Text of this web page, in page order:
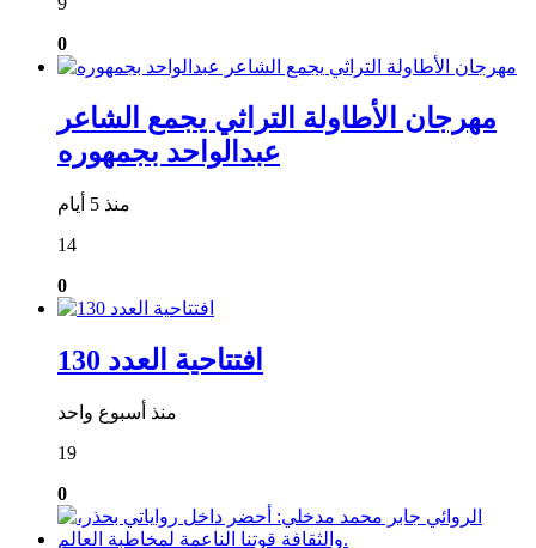
0
مهرجان الأطاولة التراثي يجمع الشاعر
عبدالواحد بجمهوره
منذ 5 أيام
14
0
افتتاحية العدد 130
منذ أسبوع واحد
19
0